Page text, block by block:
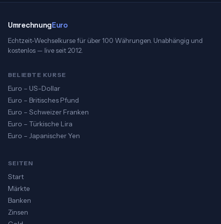
UmrechnungEuro
Echtzeit-Wechselkurse für über 100 Währungen. Unabhängig und
kostenlos — live seit 2012.
BELIEBTE KURSE
Euro – US-Dollar
Euro – Britisches Pfund
Euro – Schweizer Franken
Euro – Türkische Lira
Euro – Japanischer Yen
SEITEN
Start
Märkte
Banken
Zinsen